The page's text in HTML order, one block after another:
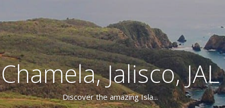
Chamela, Jalisco, JAL
Discover the amazing Isla...